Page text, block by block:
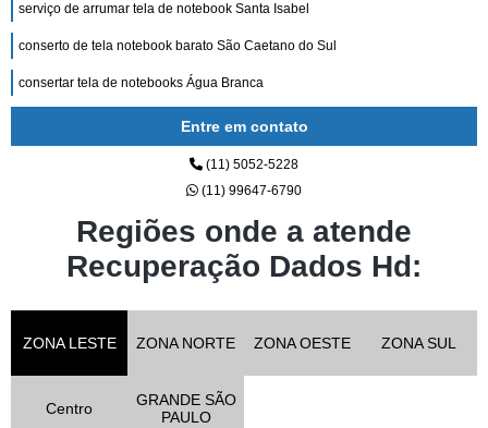
serviço de arrumar tela de notebook Santa Isabel
conserto de tela notebook barato São Caetano do Sul
consertar tela de notebooks Água Branca
Entre em contato
(11) 5052-5228
(11) 99647-6790
Regiões onde a atende
Recuperação Dados Hd:
ZONA LESTE ZONA NORTE ZONA OESTE ZONA SUL
Centro
GRANDE SÃO
PAULO